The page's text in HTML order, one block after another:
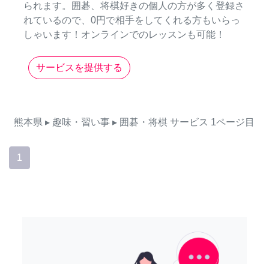
られます。囲碁、将棋好きの個人の方が多く登録さ
れているので、0円で相手をしてくれる方もいらっ
しゃいます！オンラインでのレッスンも可能！
サービスを提供する
熊本県 ▸ 趣味・習い事 ▸ 囲碁・将棋 サービス 1ページ目
1